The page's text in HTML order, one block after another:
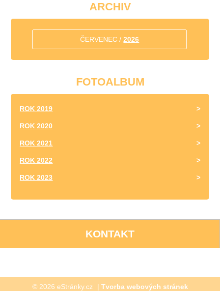
ARCHIV
ČERVENEC /2026
FOTOALBUM
ROK 2019
ROK 2020
ROK 2021
ROK 2022
ROK 2023
KONTAKT
© 2026 eStránky.cz | Tvorba webových stránek